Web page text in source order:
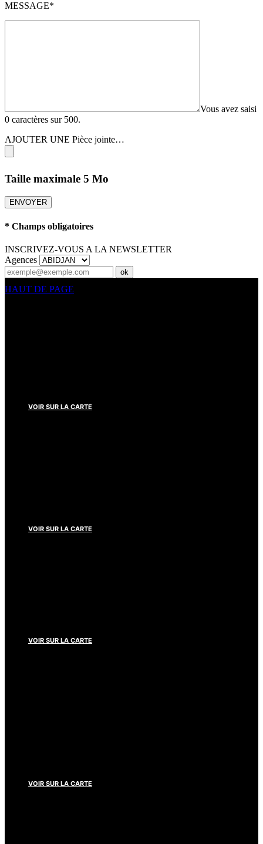
MESSAGE*
Vous avez saisi
0 caractères sur 500.
AJOUTER UNE Pièce jointe…
Taille maximale 5 Mo
ENVOYER
* Champs obligatoires
INSCRIVEZ-VOUS A LA NEWSLETTER
Agences
ok
HAUT DE PAGE
VOIR SUR LA CARTE
VOIR SUR LA CARTE
VOIR SUR LA CARTE
VOIR SUR LA CARTE